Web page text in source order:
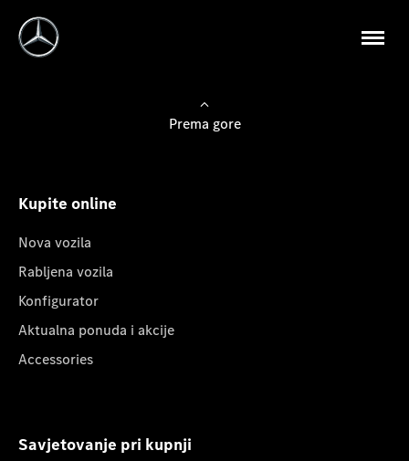
Prema gore
Kupite online
Nova vozila
Rabljena vozila
Konfigurator
Aktualna ponuda i akcije
Accessories
Savjetovanje pri kupnji